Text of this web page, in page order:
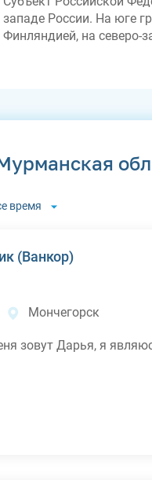
западе России. На юге
Финляндией, на северо-
время
(Ванкор)
Мончегорск
зовут Дарья, я